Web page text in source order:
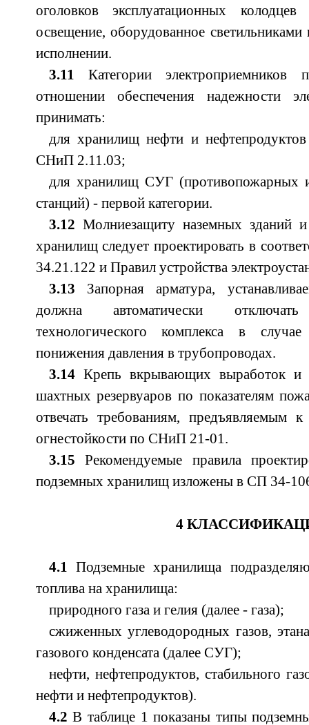
оголовков эксплуатационных
освещение, оборудованное
исполнении.
3.11
Категории
отношении обеспечения надежности
принимать:
для хранилищ нефти и
СНиП 2.11.03;
для хранилищ СУГ (противопожарных
станций) - первой категории.
3.12 Молниезащиту наземных зданий
хранилищ следует проектировать в
34.21.122 и Правил устройства
3.13 Запорная арматура,
должна автоматически
технологического комплекса в
понижения давления в трубопроводах.
3.14Крепь вкрывающих выработок и
шахтных резервуаров по показателям
отвечать требованиям, предъявляемым
огнестойкости по СНиП 21-01.
3.15 Рекомендуемые правила
подземных хранилищ изложены в СП 34-
4
4.1
Подземные хранилища
топлива на хранилища:
природного газа и гелия (далее - газа);
сжиженных углеводородных газов,
газового конденсата (далее СУГ);
нефти, нефтепродуктов, стабильного
нефти и нефтепродуктов).
4.2 В таблице 1 показаны типы